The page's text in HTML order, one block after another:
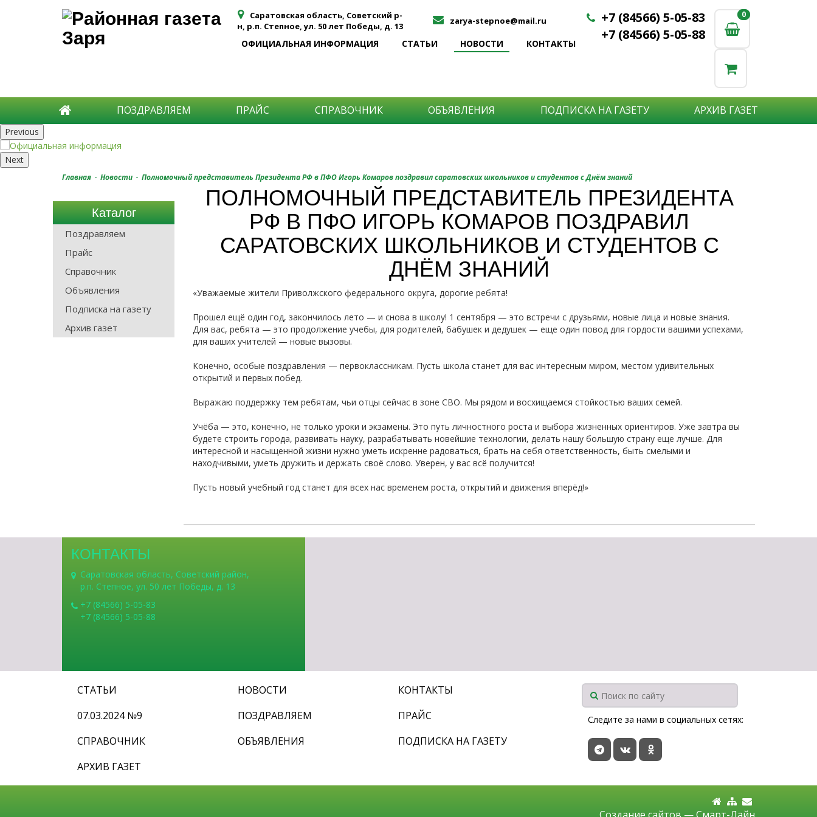
Саратовская область, Советский р-
н, р.п. Степное, ул. 50 лет Победы, д. 13
zarya-stepnoe@mail.ru
ОФИЦИАЛЬНАЯ ИНФОРМАЦИЯ СТАТЬИ НОВОСТИ КОНТАКТЫ
+7 (84566) 5-05-83
+7 (84566) 5-05-88
0
0
ПОЗДРАВЛЯЕМ ПРАЙС СПРАВОЧНИК ОБЪЯВЛЕНИЯ ПОДПИСКА НА ГАЗЕТУ АРХИВ ГАЗЕТ
Previous
Официальная
информация
Next
Главная - Новости - Полномочный представитель Президента РФ в ПФО Игорь Комаров поздравил саратовских школьников и студентов с Днём знаний
Каталог
Поздравляем
Прайс
Справочник
Объявления
Подписка на газету
Архив газет
ПОЛНОМОЧНЫЙ ПРЕДСТАВИТЕЛЬ ПРЕЗИДЕНТА
РФ В ПФО ИГОРЬ КОМАРОВ ПОЗДРАВИЛ
САРАТОВСКИХ ШКОЛЬНИКОВ И СТУДЕНТОВ С
ДНЁМ ЗНАНИЙ
«Уважаемые жители Приволжского федерального округа, дорогие ребята!
Прошел ещё один год, закончилось лето — и снова в школу! 1 сентября — это встречи с друзьями, новые лица и новые знания.
Для вас, ребята — это продолжение учебы, для родителей, бабушек и дедушек — еще один повод для гордости вашими успехами,
для ваших учителей — новые вызовы.
Конечно, особые поздравления — первоклассникам. Пусть школа станет для вас интересным миром, местом удивительных
открытий и первых побед.
Выражаю поддержку тем ребятам, чьи отцы сейчас в зоне СВО. Мы рядом и восхищаемся стойкостью ваших семей.
Учёба — это, конечно, не только уроки и экзамены. Это путь личностного роста и выбора жизненных ориентиров. Уже завтра вы
будете строить города, развивать науку, разрабатывать новейшие технологии, делать нашу большую страну еще лучше. Для
интересной и насыщенной жизни нужно уметь искренне радоваться, брать на себя ответственность, быть смелыми и
находчивыми, уметь дружить и держать своё слово. Уверен, у вас всё получится!
Пусть новый учебный год станет для всех нас временем роста, открытий и движения вперёд!»
КОНТАКТЫ
Саратовская область, Советский район,
р.п. Степное, ул. 50 лет Победы, д. 13
+7 (84566) 5-05-83
+7 (84566) 5-05-88
СТАТЬИ НОВОСТИ
КОНТАКТЫ
07.03.2024 №9
ПОЗДРАВЛЯЕМ
ПРАЙС
СПРАВОЧНИК
ОБЪЯВЛЕНИЯ
ПОДПИСКА НА ГАЗЕТУ
АРХИВ ГАЗЕТ
Следите за нами в социальных сетях: